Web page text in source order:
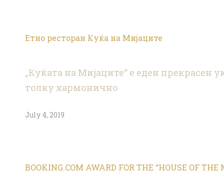
Етно ресторан Куќа на Мијаците
„Куќата на Мијаците“ е еден прекрасен
толку хармонично
July 4, 2019
BOOKING.COM AWARD FOR THE “HOUSE OF